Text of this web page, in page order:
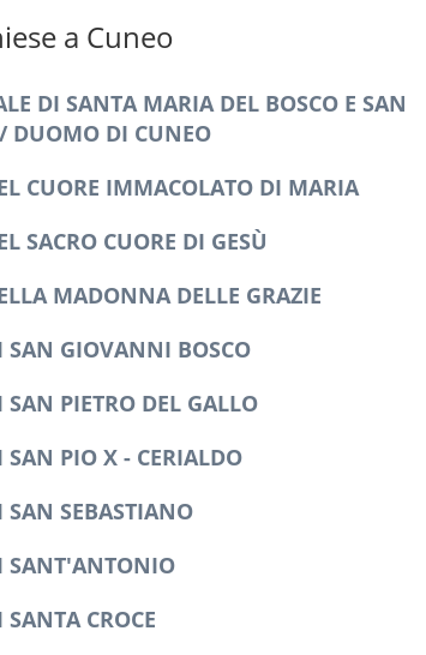
a Cuneo
DI SANTA MARIA DEL BOSCO E SAN
DUOMO DI CUNEO
CUORE IMMACOLATO DI MARIA
SACRO CUORE DI GESÙ
MADONNA DELLE GRAZIE
SAN GIOVANNI BOSCO
SAN PIETRO DEL GALLO
SAN PIO X - CERIALDO
SAN SEBASTIANO
SANT'ANTONIO
SANTA CROCE